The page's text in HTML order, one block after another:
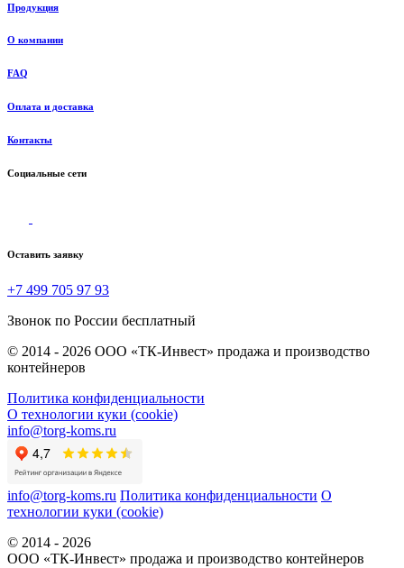
Продукция
О компании
FAQ
Оплата и доставка
Контакты
Социальные сети
Оставить заявку
+7 499 705 97 93
Звонок по России бесплатный
© 2014 - 2026 ООО «ТК-Инвест» продажа и производство
контейнеров
Политика конфиденциальности
О технологии куки (cookie)
info@torg-koms.ru
info@torg-koms.ru Политика конфиденциальности О
технологии куки (cookie)
© 2014 - 2026
ООО «ТК-Инвест» продажа и производство контейнеров